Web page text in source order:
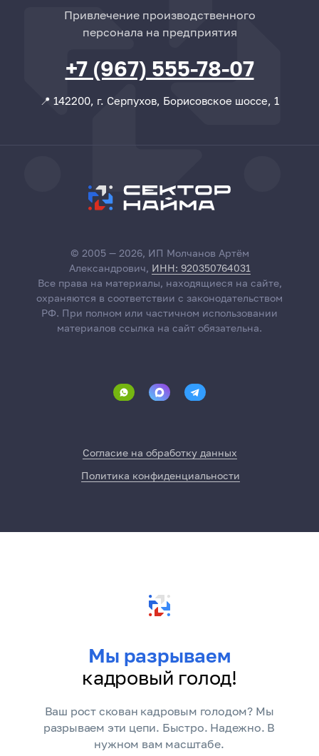
Согласие на обработку данных
Политика конфиденциальности
© 2005 — 2026, ИП Молчанов Артём
Александрович, ИНН: 920350764031
Все права на материалы, находящиеся на сайте,
охраняются в соответствии с законодательством
РФ. При полном или частичном использовании
материалов ссылка на сайт обязательна.
+7 (967) 555-78-07
📍 142200, г. Серпухов, Борисовское шоссе, 1
Привлечение производственного
персонала на предприятия
Мы разрываем
кадровый голод!
Ваш рост скован кадровым голодом? Мы
разрываем эти цепи. Быстро. Надежно. В
нужном вам масштабе.